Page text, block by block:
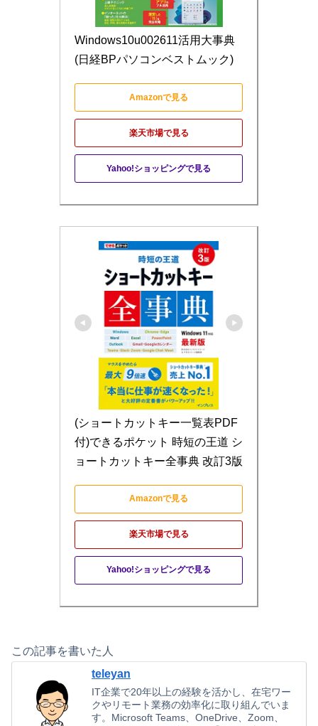
Windows10u002611活用大事典
(日経BPパソコンベストムック)
Amazonで見る
楽天市場で見る
Yahoo!ショッピングで見る
(ショートカットキー一覧表PDF
付)できるポケット 時短の王道 シ
ョートカットキー全事典 改訂3版
Amazonで見る
楽天市場で見る
Yahoo!ショッピングで見る
この記事を書いた人
teleyan
IT企業で20年以上の経験を活かし、在宅ワー
クやリモート業務の効率化に取り組んでいま
す。Microsoft Teams、OneDrive、Zoom、